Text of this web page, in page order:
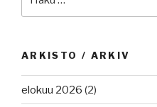
ARKISTO / ARKIV
elokuu 2026 (2)